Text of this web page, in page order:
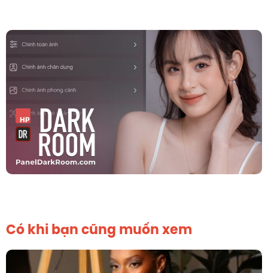
Có khi bạn cũng muốn xem